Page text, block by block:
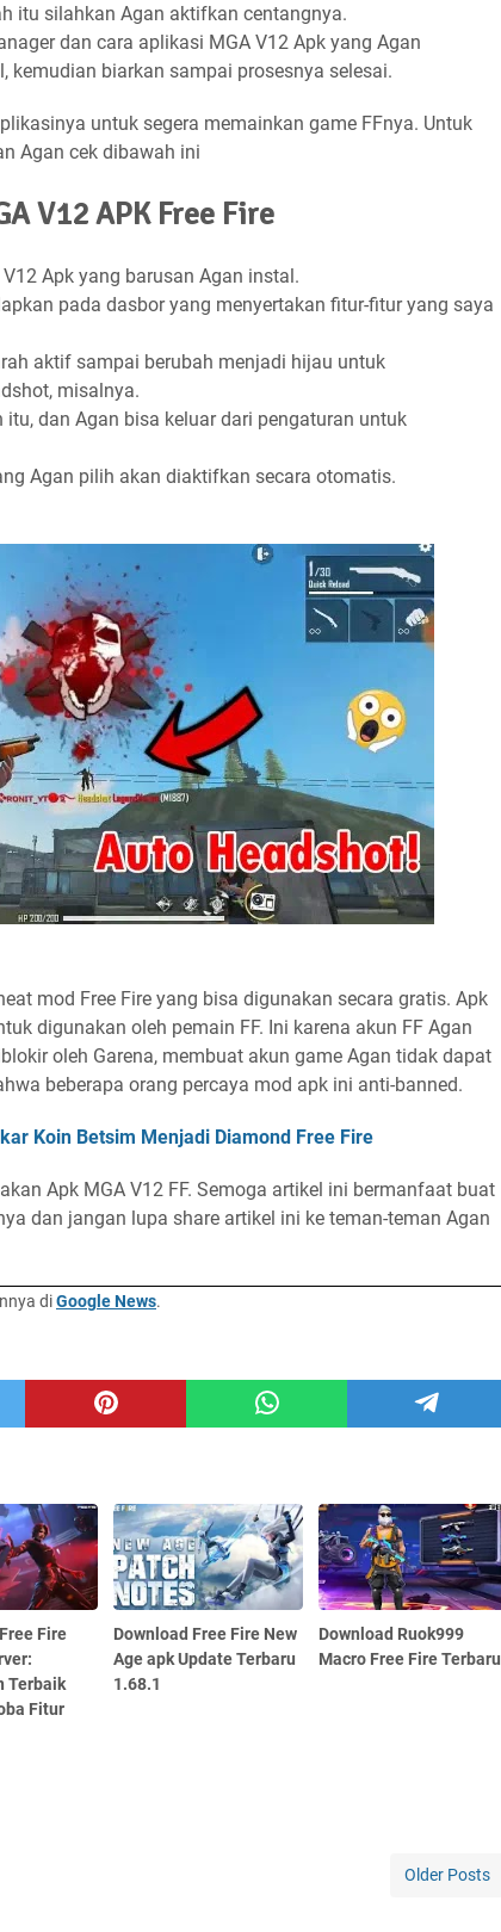
itu silahkan Agan aktifkan centangnya.
dan cara aplikasi MGA V12 Apk yang Agan
kemudian biarkan sampai prosesnya selesai.
untuk segera memainkan game FFnya. Untuk
Agan cek dibawah ini
V12 APK Free Fire
Apk yang barusan Agan instal.
pada dasbor yang menyertakan fitur-fitur yang saya
aktif sampai berubah menjadi hijau untuk
misalnya.
dan Agan bisa keluar dari pengaturan untuk
Agan pilih akan diaktifkan secara otomatis.
mod Free Fire yang bisa digunakan secara gratis. Apk
digunakan oleh pemain FF. Ini karena akun FF Agan
oleh Garena, membuat akun game Agan tidak dapat
beberapa orang percaya mod apk ini anti-banned.
Koin Betsim Menjadi Diamond Free Fire
Apk MGA V12 FF. Semoga artikel ini bermanfaat buat
dan jangan lupa share artikel ini ke teman-teman Agan
diGoogle News.
Fire
Terbaik
Fitur
Download Free Fire New
Age apk Update Terbaru
1.68.1
Download Ruok999
Macro Free Fire Terbaru
Older Posts